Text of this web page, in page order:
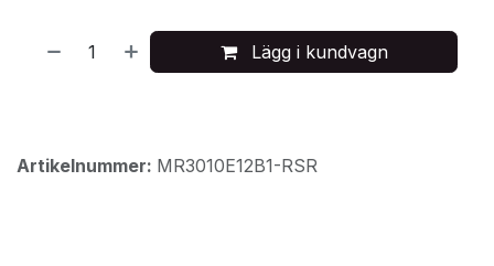
Lägg i kundvagn
Artikelnummer: MR3010E12B1-RSR